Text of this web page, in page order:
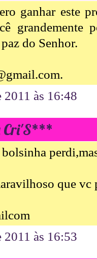
ganhar este
grandemente
do Senhor.
2011 às 16:48
Cri'S***
que
2011 às 16:53